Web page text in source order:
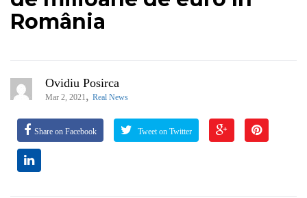
România
Ovidiu Posirca
Mar 2, 2021, Real News
Share on Facebook Tweet on Twitter